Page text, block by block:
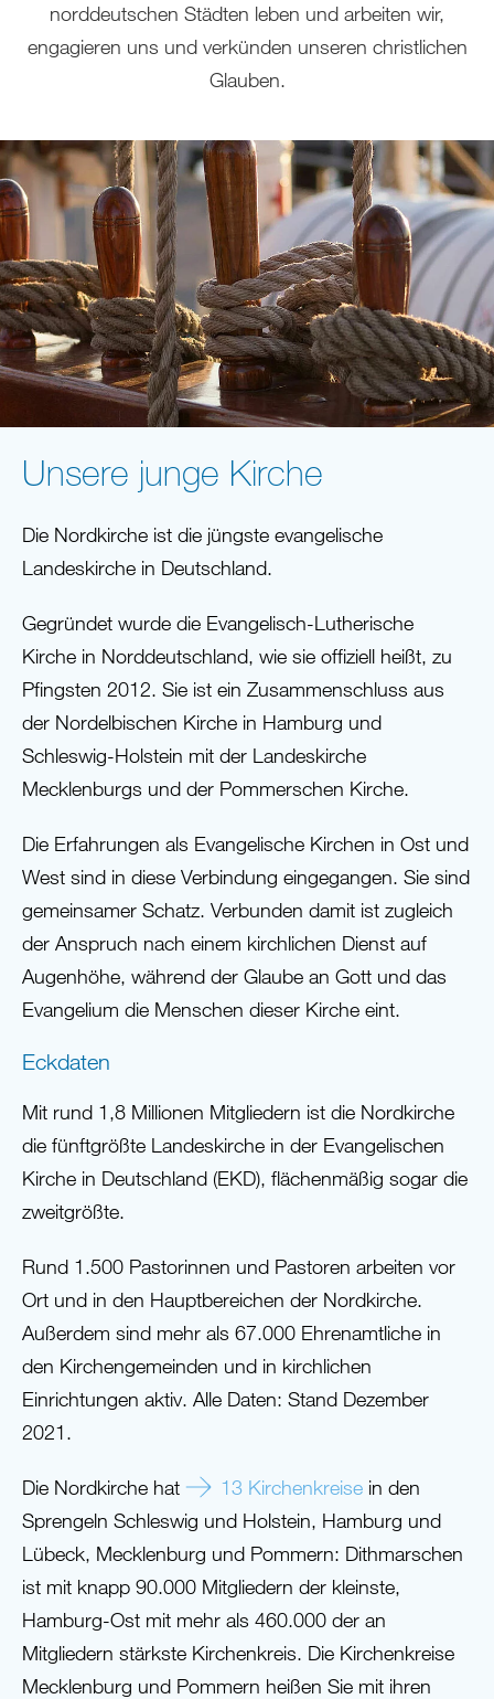
norddeutschen Städten leben und arbeiten wir,
engagieren uns und verkünden unseren christlichen
Glauben.
Unsere junge Kirche
Die Nordkirche ist die jüngste evangelische
Landeskirche in Deutschland.
Gegründet wurde die Evangelisch-Lutherische
Kirche in Norddeutschland, wie sie offiziell heißt, zu
Pfingsten 2012. Sie ist ein Zusammenschluss aus
der Nordelbischen Kirche in Hamburg und
Schleswig-Holstein mit der Landeskirche
Mecklenburgs und der Pommerschen Kirche.
Die Erfahrungen als Evangelische Kirchen in Ost und
West sind in diese Verbindung eingegangen. Sie sind
gemeinsamer Schatz. Verbunden damit ist zugleich
der Anspruch nach einem kirchlichen Dienst auf
Augenhöhe, während der Glaube an Gott und das
Evangelium die Menschen dieser Kirche eint.
Eckdaten
Mit rund 1,8 Millionen Mitgliedern ist die Nordkirche
die fünftgrößte Landeskirche in der Evangelischen
Kirche in Deutschland (EKD), flächenmäßig sogar die
zweitgrößte.
Rund 1.500 Pastorinnen und Pastoren arbeiten vor
Ort und in den Hauptbereichen der Nordkirche.
Außerdem sind mehr als 67.000 Ehrenamtliche in
den Kirchengemeinden und in kirchlichen
Einrichtungen aktiv. Alle Daten: Stand Dezember
2021.
Die Nordkirche hat 13 Kirchenkreise in den
Sprengeln Schleswig und Holstein, Hamburg und
Lübeck, Mecklenburg und Pommern: Dithmarschen
ist mit knapp 90.000 Mitgliedern der kleinste,
Hamburg-Ost mit mehr als 460.000 der an
Mitgliedern stärkste Kirchenkreis. Die Kirchenkreise
Mecklenburg und Pommern heißen Sie mit ihren